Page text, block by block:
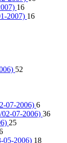
16
2007) 16
52
07-2006) 6
07-2006) 36
25
05-2006) 18